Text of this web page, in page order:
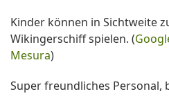
Kinder können in Sichtweite
Wikingerschiff spielen. (
Mesura)
Super freundliches Personal,